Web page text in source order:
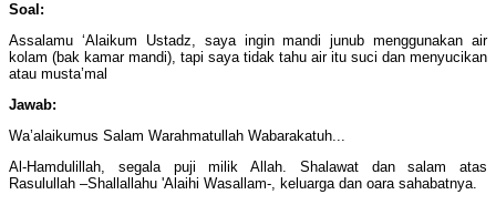
Soal:
Assalamu ‘Alaikum Ustadz, saya ingin mandi junub menggunakan air
kolam (bak kamar mandi), tapi saya tidak tahu air itu suci dan menyucikan
atau musta’mal
Jawab:
Wa’alaikumus Salam Warahmatullah Wabarakatuh...
Al-Hamdulillah, segala puji milik Allah. Shalawat dan salam atas
Rasulullah –Shallallahu 'Alaihi Wasallam-, keluarga dan oara sahabatnya.